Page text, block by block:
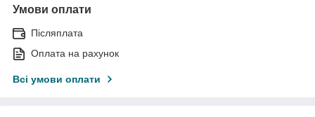
Умови оплати
Післяплата
Оплата на рахунок
Всі умови оплати